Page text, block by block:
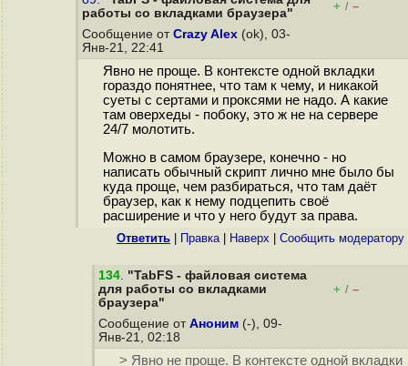
работы со вкладками браузера"
+ / –
Сообщение от Crazy Alex (ok), 03-
Янв-21, 22:41
Явно не проще. В контексте одной вкладки
гораздо понятнее, что там к чему, и никакой
суеты с сертами и проксями не надо. А какие
там оверхеды - побоку, это ж не на сервере
24/7 молотить.
Можно в самом браузере, конечно - но
написать обычный скрипт лично мне было бы
куда проще, чем разбираться, что там даёт
браузер, как к нему подцепить своё
расширение и что у него будут за права.
Ответить Правка| Наверх Cообщить модератору
134. "TabFS - файловая система
для работы со вкладками
браузера"
+ / –
Сообщение от Аноним (-), 09-
Янв-21, 02:18
> Явно не проще. В контексте одной вкладки